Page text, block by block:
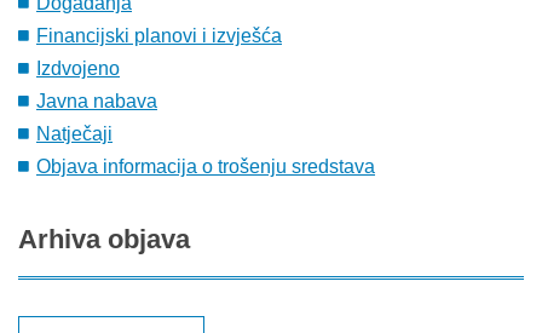
Financijski planovi i izvješća
Izdvojeno
Javna nabava
Natječaji
Objava informacija o trošenju sredstava
Arhiva objava